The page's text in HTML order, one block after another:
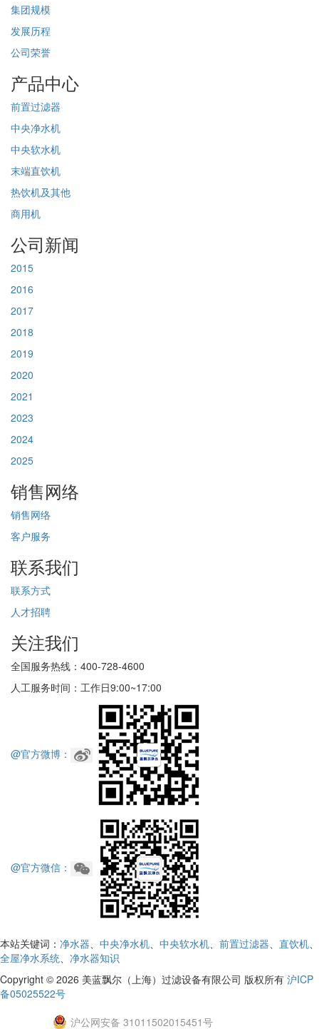
集团规模
发展历程
公司荣誉
产品中心
前置过滤器
中央净水机
中央软水机
末端直饮机
热饮机及其他
商用机
公司新闻
2015
2016
2017
2018
2019
2020
2021
2023
2024
2025
销售网络
销售网络
客户服务
联系我们
联系方式
人才招聘
关注我们
全国服务热线：400-728-4600
人工服务时间：工作日9:00~17:00
@官方微博：
@官方微信：
本站关键词： 净水器、 中央净水机、 中央软水机、 前置过滤器、 直饮机、
全屋净水系统、 净水器知识
Copyright © 2026 美蓝飘尔（上海）过滤设备有限公司 版权所有 沪ICP
备05025522号
沪公网安备 31011502015451号